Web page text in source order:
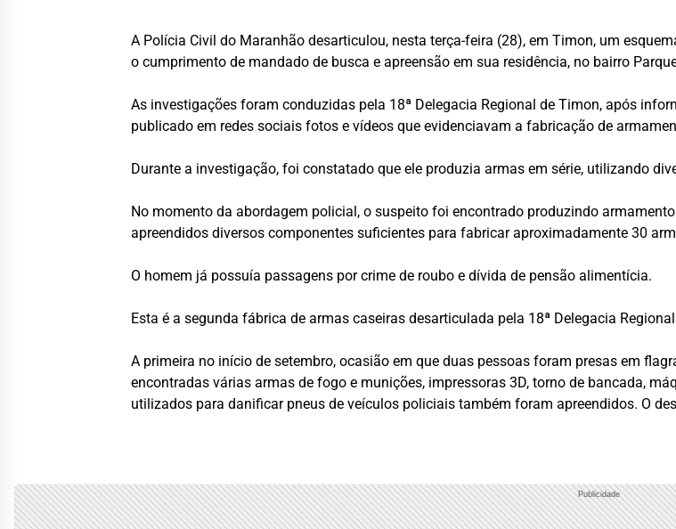
A Polícia Civil do Maranhão desarticulou, nesta terça-feira (28), em Timon, um
o cumprimento de mandado de busca e apreensão em sua residência, no bairro
As investigações foram conduzidas pela 18ª Delegacia Regional de Timon, após
publicado em redes sociais fotos e vídeos que evidenciavam a fabricação de
Durante a investigação, foi constatado que ele produzia armas em série, utilizando
No momento da abordagem policial, o suspeito foi encontrado produzindo
apreendidos diversos componentes suficientes para fabricar aproximadamente 30
O homem já possuía passagens por crime de roubo e dívida de pensão alimentícia.
Esta é a segunda fábrica de armas caseiras desarticulada pela 18ª Delegacia
A primeira no início de setembro, ocasião em que duas pessoas foram presas em
encontradas várias armas de fogo e munições, impressoras 3D, torno de bancada,
utilizados para danificar pneus de veículos policiais também foram apreendidos. O
Publicidade